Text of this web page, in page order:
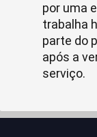
por uma
trabalha
parte do
após a
serviço.